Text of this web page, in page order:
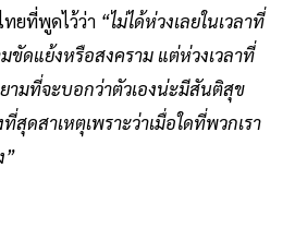
ทยที่พูดไว้ว่า “ไม่ได้ห่วงเลยในเวลาที่
ขัดแย้งหรือสงคราม แต่ห่วงเวลาที่
ามที่จะบอกว่าตัวเองน่ะมีสันติสุข
สุดสาเหตุเพราะว่าเมื่อใดที่พวกเรา
”